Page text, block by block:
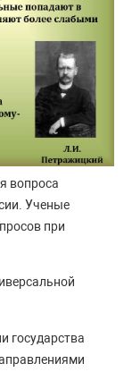
вопроса
Ученые
при
государства